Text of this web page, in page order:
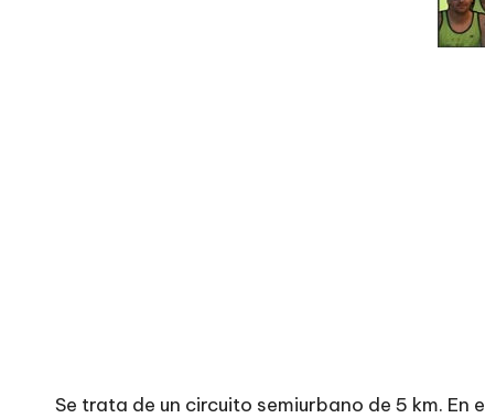
Se trata de un circuito semiurbano de 5 km.